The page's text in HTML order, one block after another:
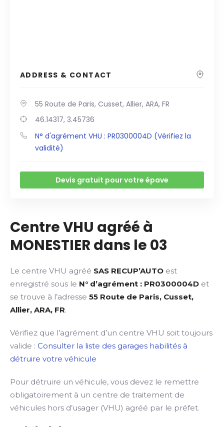
ADDRESS & CONTACT
55 Route de Paris, Cusset, Allier, ARA, FR
46.14317, 3.45736
N° d'agrément VHU : PR0300004D (Vérifiez la
validité)
Devis gratuit pour votre épave
Centre VHU agréé à
MONESTIER dans le 03
Le centre VHU agréé SAS RECUP’AUTO est
enregistré sous le N° d’agrément : PR0300004D et
se trouve à l’adresse 55 Route de Paris, Cusset,
Allier, ARA, FR.
Vérifiez que l’agrément d’un centre VHU soit toujours
valide : Consulter la liste des garages habilités à
détruire votre véhicule
Pour détruire un véhicule, vous devez le remettre
obligatoirement à un centre de traitement de
véhicules hors d’usager (VHU) agréé par le préfet.